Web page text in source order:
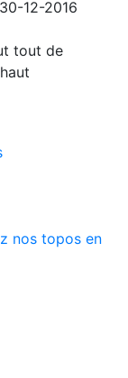
12-2016
tout de
nos topos en